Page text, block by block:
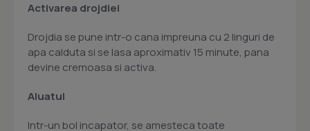
Activarea drojdiei
Drojdia se pune intr-o cana impreuna cu 2 linguri de
apa calduta si se lasa aproximativ 15 minute, pana
devine cremoasa si activa.
Aluatul
Intr-un bol incapator, se amesteca toate